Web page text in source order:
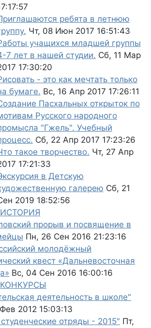
ребята в летнюю
Чт, 08 Июн 2017 16:51:43
учащихся младшей группы
7 лет в нашей студии. Сб, 11 Мар
17:30:20
- это как мечтать только
бумаге. Вс, 16 Апр 2017 17:26:11
Пасхальных открыток по
Русского народного
"Гжель". Учебный
Сб, 22 Апр 2017 17:23:26
такое творчество. Чт, 27 Апр
17:21:33
в Детскую
галерею Сб, 21
2019 18:52:56
ИСТОРИЯ
прорыв и посвящение в
Пн, 26 Сен 2016 21:23:16
молодёжный
квест «Дальневосточная
Вс, 04 Сен 2016 16:00:16
КОНКУРСЫ
деятельность в школе"
2012 15:03:13
отряды - 2015" Пт,